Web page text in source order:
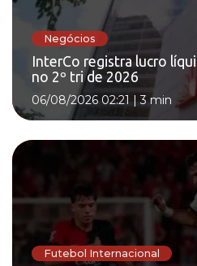
Negócios
InterCo registra lucro
no 2º tri de 2026
06/08/2026 02:21 |3 min
Futebol Internacional